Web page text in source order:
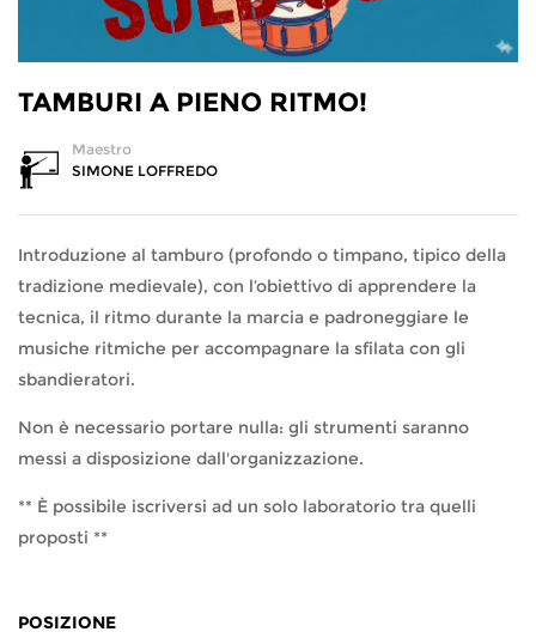
TAMBURI A PIENO RITMO!
Maestro
SIMONE LOFFREDO
Introduzione al tamburo (profondo o timpano, tipico della
tradizione medievale), con l’obiettivo di apprendere la
tecnica, il ritmo durante la marcia e padroneggiare le
musiche ritmiche per accompagnare la sfilata con gli
sbandieratori.
Non è necessario portare nulla: gli strumenti saranno
messi a disposizione dall'organizzazione.
** È possibile iscriversi ad un solo laboratorio tra quelli
proposti **
POSIZIONE